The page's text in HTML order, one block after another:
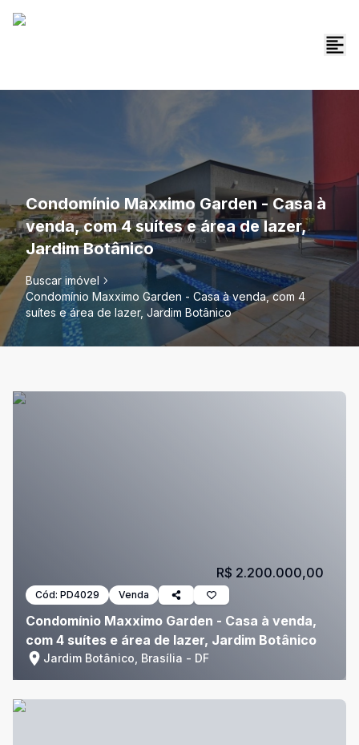
Condomínio Maxximo Garden - Casa à
venda, com 4 suítes e área de lazer,
Jardim Botânico
Buscar imóvel
Condomínio Maxximo Garden - Casa à venda, com 4
suítes e área de lazer, Jardim Botânico
Cód: PD4029 Venda
Condomínio Maxximo Garden - Casa à venda,
com 4 suítes e área de lazer, Jardim Botânico
Jardim Botânico, Brasília - DF
R$ 2.200.000,00